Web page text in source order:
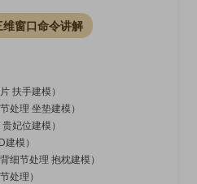
窗口命令讲解
扶手建模）
处理 坐垫建模）
妃位建模）
模）
细节处理 抱枕建模）
处理）